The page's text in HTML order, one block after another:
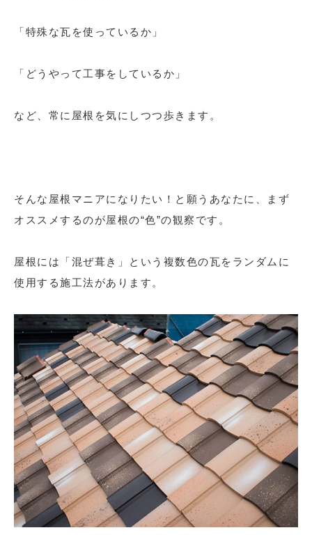
「特殊な瓦を使っているか」
「どうやって工事をしているか」
など、常に屋根を気にしつつ歩きます。
そんな屋根マニアになりたい！と願うあなたに、まず
オススメするのが屋根の“色”の観察です。
屋根には「混ぜ葺き」という複数色の瓦をランダムに
使用する施工法があります。